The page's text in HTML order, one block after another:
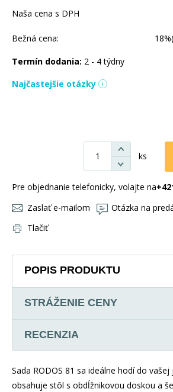
Naša cena s DPH
Bežná cena: 18%
Termín dodania: 2 - 4 týdny
Najčastejšie otázky
ks
Pre objednanie telefonicky, volajte na
Zaslať e-mailom
Otázka na
Tlačiť
POPIS PRODUKTU
STRÁŽENIE CENY
RECENZIA
Sada RODOS 81 sa ideálne hodí do vašej
obsahuje stôl s obdĺžnikovou doskou a